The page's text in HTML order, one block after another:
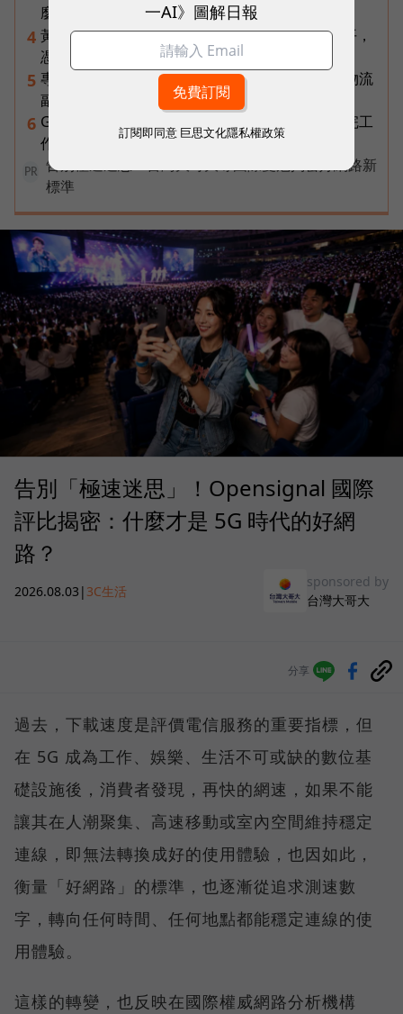
麼才是 5G 時代的好網路？
4 黃仁勳兆元宴永遠站最後一排！最低調的二代鄭平，
憑什麼讓台達電被市場重新定價？
5 專訪｜進貨沒變快，momo為何仍導入機器人？物流
副總揭比拚速度更棘手的缺工難題
6 Gemini Spark完整教學｜幫你讀Gmail、自動跑完工
作流程，3個超實用情境一次看
PR
告別極速迷思！台灣大哥大奪國際雙冠揭密好網路新
標準
告別「極速迷思」！Opensignal 國際
評比揭密：什麼才是 5G 時代的好網
路？
2026.08.03 | 3C生活
sponsored by
台灣大哥大
分享
過去，下載速度是評價電信服務的重要指標，但
在 5G 成為工作、娛樂、生活不可或缺的數位基
礎設施後，消費者發現，再快的網速，如果不能
讓其在人潮聚集、高速移動或室內空間維持穩定
連線，即無法轉換成好的使用體驗，也因如此，
衡量「好網路」的標準，也逐漸從追求測速數
字，轉向任何時間、任何地點都能穩定連線的使
用體驗。
這樣的轉變，也反映在國際權威網路分析機構
一AI》圖解日報
訂閱即同意 巨思文化隱私權政策